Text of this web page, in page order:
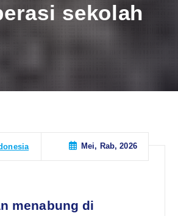
sekolah
Mei, Rab, 2026
menabung di